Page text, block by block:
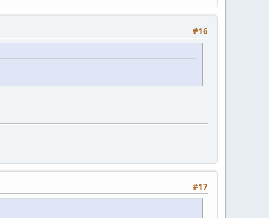
#16
#17